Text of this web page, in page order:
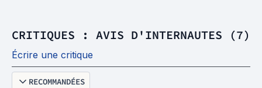
CRITIQUES : AVIS D'INTERNAUTES (7)
Écrire une critique
RECOMMANDÉES